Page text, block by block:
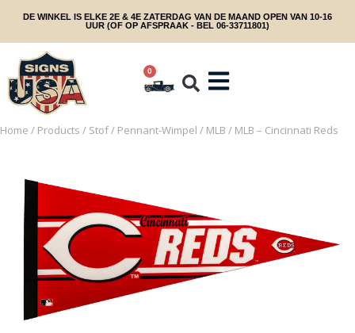
DE WINKEL IS ELKE 2E & 4E ZATERDAG VAN DE MAAND OPEN VAN 10-16
UUR (OF OP AFSPRAAK - BEL 06-33711801)
0
Home / Products / Stof/ Pennant-Wimpel / MLB / MLB – Cincinnati Reds